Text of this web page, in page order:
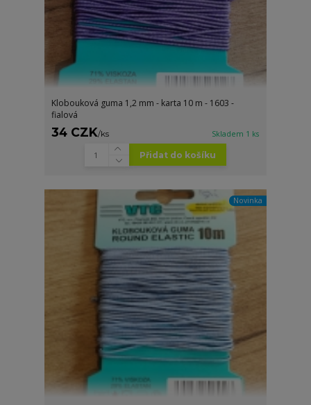
Klobouková guma 1,2 mm - karta 10 m - 1603 -
fialová
34 CZK/ks Skladem 1 ks
Přidat do košíku
Novinka